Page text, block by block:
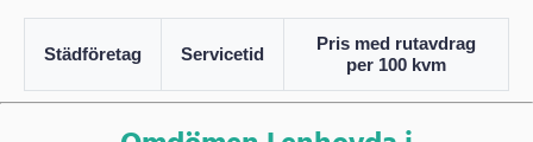
Städföretag Servicetid
Pris med rutavdrag
per 100 kvm